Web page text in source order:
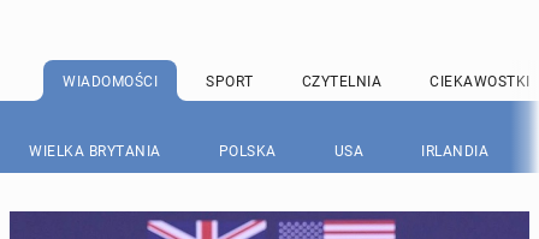
WIADOMOŚCI SPORT CZYTELNIA CIEKAWOSTKI
WIELKA BRYTANIA POLSKA USA IRLANDIA